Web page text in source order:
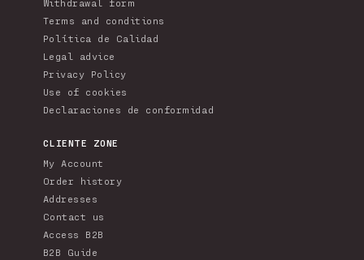
Terms and conditions
Política de Calidad
Legal advice
Privacy Policy
Use of cookies
Declaraciones de conformidad
CLIENTE ZONE
My Account
Order history
Addresses
Contact us
Access B2B
B2B Guide